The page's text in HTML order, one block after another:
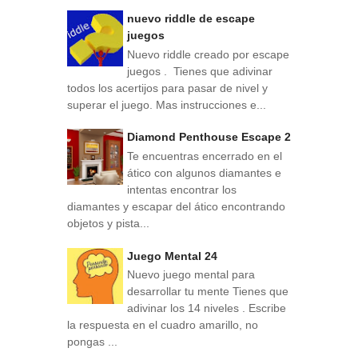
nuevo riddle de escape
juegos
Nuevo riddle creado por escape
juegos . Tienes que adivinar
todos los acertijos para pasar de nivel y
superar el juego. Mas instrucciones e...
Diamond Penthouse Escape 2
Te encuentras encerrado en el
ático con algunos diamantes e
intentas encontrar los
diamantes y escapar del ático encontrando
objetos y pista...
Juego Mental 24
Nuevo juego mental para
desarrollar tu mente Tienes que
adivinar los 14 niveles . Escribe
la respuesta en el cuadro amarillo, no
pongas ...